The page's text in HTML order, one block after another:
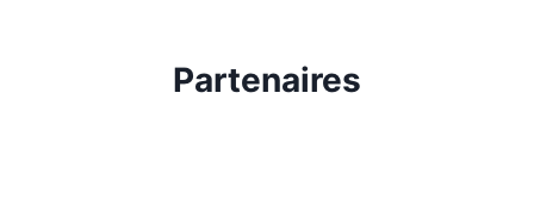
Partenaires